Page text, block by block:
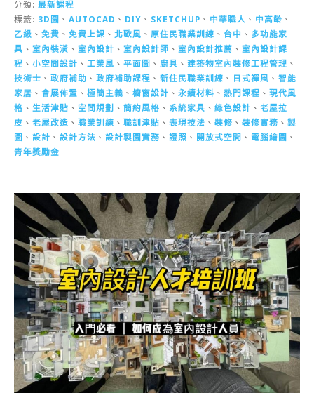
分類: 最新課程
標籤: 3D圖 、 AUTOCAD 、 DIY 、 SKETCHUP 、 中華職人 、 中高齡 、
乙級 、 免費 、 免費上課 、 北歐風 、 原住民職業訓練 、 台中 、 多功能家
具 、 室內裝潢 、 室內設計 、 室內設計師 、 室內設計推薦 、 室內設計課
程 、 小空間設計 、 工業風 、 平面圖 、 廚具 、 建築物室內裝修工程管理 、
技術士 、 政府補助 、 政府補助課程 、 新住民職業訓練 、 日式禪風 、 智能
家居 、 會展佈置 、 極簡主義 、 櫥窗設計 、 永續材料 、 熱門課程 、 現代風
格 、 生活津貼 、 空間規劃 、 簡約風格 、 系統家具 、 綠色設計 、 老屋拉
皮 、 老屋改造 、 職業訓練 、 職訓津貼 、 表現技法 、 裝修 、 裝修實務 、 製
圖 、 設計 、 設計方法 、 設計製圖實務 、 證照 、 開放式空間 、 電腦繪圖 、
青年獎勵金